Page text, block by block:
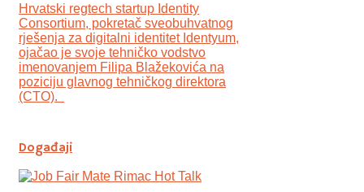
Hrvatski regtech startup Identity
Consortium, pokretač sveobuhvatnog
rješenja za digitalni identitet Identyum,
ojаčao je svoje tehničko vodstvo
imenovanjem Filipa Blažekovića na
poziciju glavnog tehničkog direktora
(CTO).
Događaji